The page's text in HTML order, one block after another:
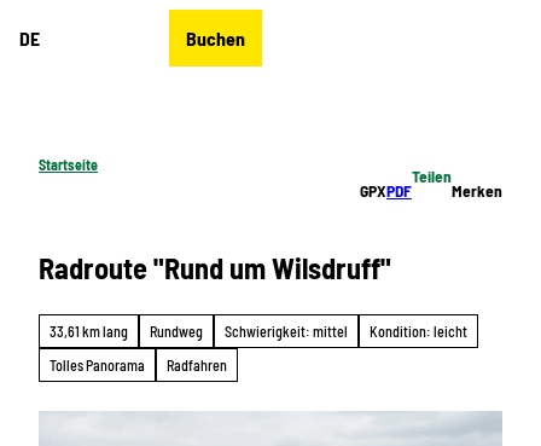
DE Buchen
Startseite
GPXPDF
Teilen
Merken
Radroute "Rund um Wilsdruff"
33,61 km lang Rundweg Schwierigkeit: mittel
Kondition: leicht
Tolles Panorama
Radfahren